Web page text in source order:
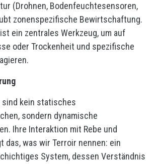
(Drohnen, Bodenfeuchtesensoren,
zonenspezifische Bewirtschaftung.
ein zentrales Werkzeug, um auf
oder Trockenheit und spezifische
sind kein statisches
sondern dynamische
Ihre Interaktion mit Rebe und
das, was wir Terroir nennen: ein
System, dessen Verständnis